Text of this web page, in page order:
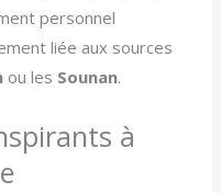
personnel
liée aux sources
ou les Sounan.
à